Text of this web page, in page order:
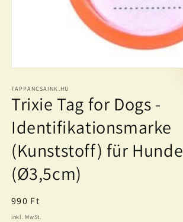
in
Modal
öffnen
TAPPANCSAINK.HU
Trixie Tag for Dogs -
Identifikationsmarke
(Kunststoff) für Hunde
(Ø3,5cm)
Normaler
Preis
990 Ft
inkl. MwSt.